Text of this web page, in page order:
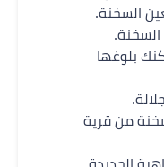
السخنة.
السخنة.
بلوغها
من قرية
الجديدة.